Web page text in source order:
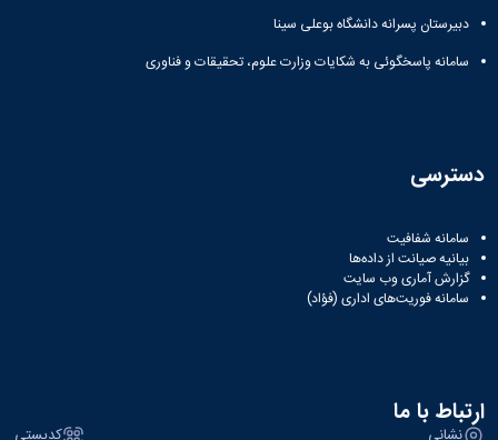
دبیرستان پسرانه دانشگاه بوعلی سینا
سامانه پاسخگوئی به شکایات وزارت علوم، تحقیقات و فناوری
دسترسی
سامانه شفافیت
بیانیه صیانت از داده‌ها
گزارش آماری وب‌ سایت
سامانه فوریت‌های اداری (فؤاد)
ارتباط با ما